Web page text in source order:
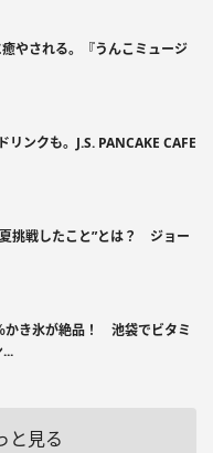
やされる。『うんこミュージ
ンクも。J.S. PANCAKE CAFE
挑戦したこと”とは？ ジョー
かき氷が絶品！ 池袋でビタミ
と見る